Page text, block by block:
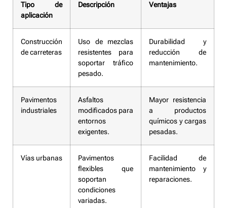
Tipo de
aplicación
Descripción Ventajas
Construcción
de carreteras
Uso de mezclas
resistentes para
soportar tráfico
pesado.
Durabilidad y
reducción de
mantenimiento.
Pavimentos
industriales
Asfaltos
modificados para
entornos
exigentes.
Mayor resistencia
a productos
químicos y cargas
pesadas.
Vías urbanas
Pavimentos
flexibles que
soportan
condiciones
variadas.
Facilidad de
mantenimiento y
reparaciones.